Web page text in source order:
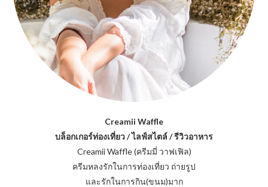
Creamii Waffle
บล็อกเกอร์ท่องเที่ยว / ไลฟ์สไตล์ / รีวิวอาหาร
Creamii Waffle (ครีมมี่ วาฟเฟิล)
ครีมหลงรักในการท่องเที่ยว ถ่ายรูป
และรักในการกิน(ขนม)มาก